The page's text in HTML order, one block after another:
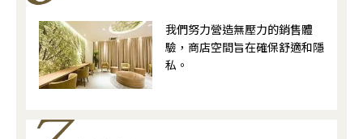
我們努力營造無壓力的銷售體
驗，商店空間旨在確保舒適和隱
私。